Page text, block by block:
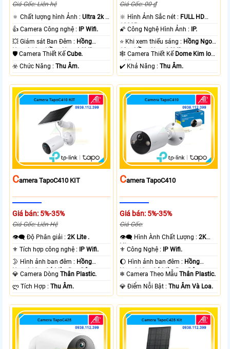
Giá Gốc: Liên hệ
🔅 Chất lượng hình Ảnh :Ultra 2k +
.
👍 Camera Công nghệ :
IP Wifi.
💥 Giám sát Ban Đêm : Hồng
Ngoại 10m Hồng Ngoại SMD.
🛡 Camera Thiết KếCube.
️☣️ Chức Năng :Thu Âm.
Giá Gốc: 00 ₫
🔆 Hình Ảnh Sắc nét : FULL HD
1080P .
🌠 Công Nghệ Hình Ảnh :
IP.
⭐ Khi xem thiếu sáng : Hồng Ngoại
10m Hồng Ngoại SMD.
🕸️ Camera Thiết Kế Dome Kim loại
+ Nhựa.
️✔️ Khả Năng :Thu Âm.
CAmera TapoC410 KIT
Giá bán: 5%-35%
Giá Gốc: Liên Hệ
👁️‍🗨 Độ Phân giải :2K Lite .
⚜️ Tích hợp công nghệ :
IP Wifi.
🌛 Hình ảnh ban đêm : Hồng
Ngoại 10m Có Màu Ban Ðêm.
💎 Camera DòngThân Plastic.
️ლ Tích Hợp :Thu Âm.
CAmera TapoC410
Giá bán: 5%-35%
Giá Gốc:
👁️‍🗨 Hình Ành Chất Lượng :2K
Lite .
⚜️ Công Nghệ :
IP Wifi.
🌔 Hình ảnh ban đêm : Hồng
Ngoại 10m Có Màu Ban Ðêm.
❄ Camera Theo MẫuThân Plastic.
️💎 Điểm Nỗi Bật :Thu Âm Và Loa.